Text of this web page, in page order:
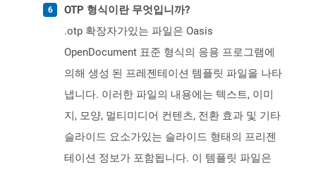
OTP 형식이란 무엇입니까?
.otp 확장자가있는 파일은 Oasis
OpenDocument 표준 형식의 응용 프로그램에
의해 생성 된 프레젠테이션 템플릿 파일을 나타
냅니다. 이러한 파일의 내용에는 텍스트, 이미
지, 모양, 멀티미디어 컨텐츠, 전환 효과 및 기타
슬라이드 요소가있는 슬라이드 형태의 프리젠
테이션 정보가 포함됩니다. 이 템플릿 파일은